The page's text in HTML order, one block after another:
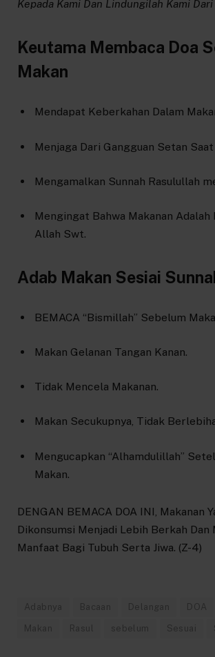
Kepada Kami Dan Lindungilah Kami Dari
Keutama Membaca Doa
Makan
Mendapat Keberkahan Dalam
Menjaga Dari Gangguan Setan Saat
Mengamalkan Sunnah Rasulullah
Mengingat Bahwa Makanan Adalah
Allah Swt.
Adab Makan Sesiai
BEMACA “Bismillah” Sebelum
Makan Gelanan Tangan Kanan.
Tidak Mencela Makanan.
Makan Secukupnya, Tidak
Mengucapkan “Alhamdulillah”
Makan.
DENGAN BEMACA DOA INI, Makanan
Dikonsumsi Menjadi Lebih Berkah Dan
Manfaat Bagi Tubuh Serta Jiwa. (Z-4)
Adabnya Bacaan Delangan DOA
Makan Rasul sebelum Sesuai